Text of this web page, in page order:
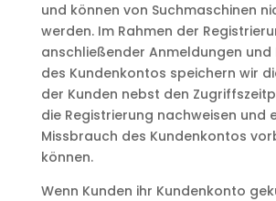
und können von Suchmaschinen
werden. Im Rahmen der
anschließender Anmeldungen und
des Kundenkontos speichern wir
der Kunden nebst den
die Registrierung nachweisen und
Missbrauch des Kundenkontos
können.
Wenn Kunden ihr Kundenkonto